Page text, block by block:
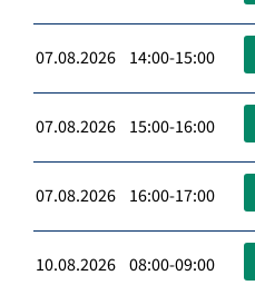
07.08.2026 14:00-15:00
07.08.2026 15:00-16:00
07.08.2026 16:00-17:00
10.08.2026 08:00-09:00